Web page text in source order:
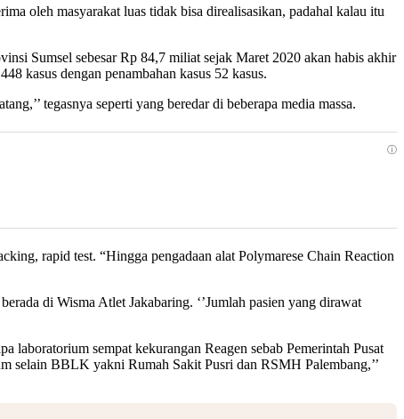
oleh masyarakat luas tidak bisa direalisasikan, padahal kalau itu
Sumsel sebesar Rp 84,7 miliat sejak Maret 2020 akan habis akhir
kasus dengan penambahan kasus 52 kasus.
tegasnya seperti yang beredar di beberapa media massa.
ⓘ
rapid test. “Hingga pengadaan alat Polymarese Chain Reaction
di Wisma Atlet Jakabaring. ‘’Jumlah pasien yang dirawat
laboratorium sempat kekurangan Reagen sebab Pemerintah Pusat
selain BBLK yakni Rumah Sakit Pusri dan RSMH Palembang,’’